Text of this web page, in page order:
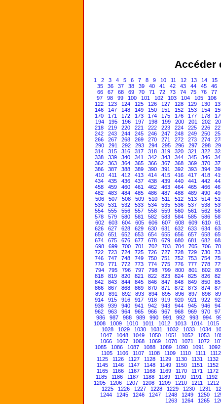
Accéder
1 2 3 4 5 6 7 8 9 10 11 12 13 14
15
35
36 37 38 39 40 41 42 43 44 45
46
66
67 68 69 70 71 72 73 74 75 76
77
97
98 99 100 101 102 103 104 105
106
122
123 124 125 126 127 128 129 130
146
147 148 149 150 151 152 153 154
170
171 172 173 174 175 176 177 178
194
195 196 197 198 199 200 201 202
218
219 220 221 222 223 224 225 226
242
243 244 245 246 247 248 249 250
266
267 268 269 270 271 272 273 274
290
291 292 293 294 295 296 297 298
314
315 316 317 318 319 320 321 322
338
339 340 341 342 343 344 345 346
362
363 364 365 366 367 368 369 370
386
387 388 389 390 391 392 393 394
410
411 412 413 414 415 416 417 418
434
435 436 437 438 439 440 441 442
458
459 460 461 462 463 464 465 466
482
483 484 485 486 487 488 489 490
506
507 508 509 510 511 512 513 514
530
531 532 533 534 535 536 537 538
554
555 556 557 558 559 560 561 562
578
579 580 581 582 583 584 585 586
602
603 604 605 606 607 608 609 610
626
627 628 629 630 631 632 633 634
650
651 652 653 654 655 656 657 658
674
675 676 677 678 679 680 681 682
698
699 700 701 702 703 704 705 706
722
723 724 725 726 727 728 729 730
746
747 748 749 750 751 752 753 754
770
771 772 773 774 775 776 777 778
794
795 796 797 798 799 800 801 802
818
819 820 821 822 823 824 825 826
842
843 844 845 846 847 848 849 850
866
867 868 869 870 871 872 873 874
890
891 892 893 894 895 896 897 898
914
915 916 917 918 919 920 921 922
938
939 940 941 942 943 944 945 946
962
963 964 965 966 967 968 969 970
986
987 988 989 990 991 992 993 994
1008
1009 1010 1011 1012 1013 1014
1015
1028
1029 1030 1031 1032 1033 1034
1047
1048 1049 1050 1051 1052 1053
1066
1067 1068 1069 1070 1071 1072
1085
1086 1087 1088 1089 1090 1091
1092
1105
1106 1107 1108 1109 1110 1111
1112
1125
1126 1127 1128 1129 1130 1131
1132
1145
1146 1147 1148 1149 1150 1151
1152
1165
1166 1167 1168 1169 1170 1171
1172
1185
1186 1187 1188 1189 1190 1191
1192
1205
1206 1207 1208 1209 1210 1211
1212
1225
1226 1227 1228 1229 1230 1231
1244
1245 1246 1247 1248 1249 1250
1263
1264 1265